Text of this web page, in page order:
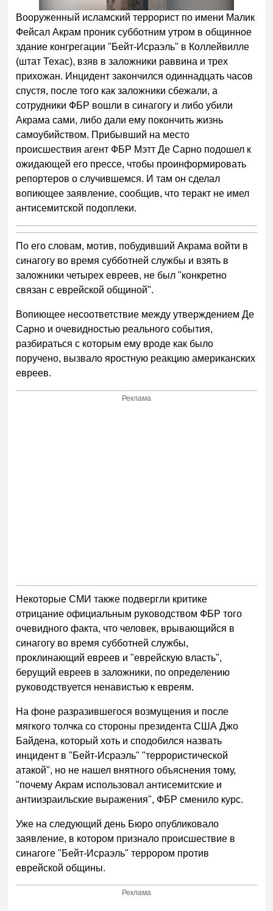
Вооруженный исламский террорист по имени Малик
Фейсал Акрам проник субботним утром в общинное
здание конгрегации "Бейт-Исраэль" в Коллейвилле
(штат Техас), взяв в заложники раввина и трех
прихожан. Инцидент закончился одиннадцать часов
спустя, после того как заложники сбежали, а
сотрудники ФБР вошли в синагогу и либо убили
Акрама сами, либо дали ему покончить жизнь
самоубийством. Прибывший на место
происшествия агент ФБР Мэтт Де Сарно подошел к
ожидающей его прессе, чтобы проинформировать
репортеров о случившемся. И там он сделал
вопиющее заявление, сообщив, что теракт не имел
антисемитской подоплеки.
По его словам, мотив, побудивший Акрама войти в
синагогу во время субботней службы и взять в
заложники четырех евреев, не был "конкретно
связан с еврейской общиной".
Вопиющее несоответствие между утверждением Де
Сарно и очевидностью реального события,
разбираться с которым ему вроде как было
поручено, вызвало яростную реакцию американских
евреев.
Реклама
Некоторые СМИ также подвергли критике
отрицание официальным руководством ФБР того
очевидного факта, что человек, врывающийся в
синагогу во время субботней службы,
проклинающий евреев и "еврейскую власть",
берущий евреев в заложники, по определению
руководствуется ненавистью к евреям.
На фоне разразившегося возмущения и после
мягкого толчка со стороны президента США Джо
Байдена, который хоть и сподобился назвать
инцидент в "Бейт-Исраэль" "террористической
атакой", но не нашел внятного объяснения тому,
"почему Акрам использовал антисемитские и
антиизраильские выражения", ФБР сменило курс.
Уже на следующий день Бюро опубликовало
заявление, в котором признало происшествие в
синагоге "Бейт-Исраэль" террором против
еврейской общины.
Реклама